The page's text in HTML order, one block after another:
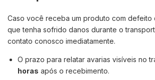
Caso você receba um produto com defeito
que tenha sofrido danos durante o
contato conosco imediatamente.
O prazo para relatar avarias visíveis no
horas após o recebimento.